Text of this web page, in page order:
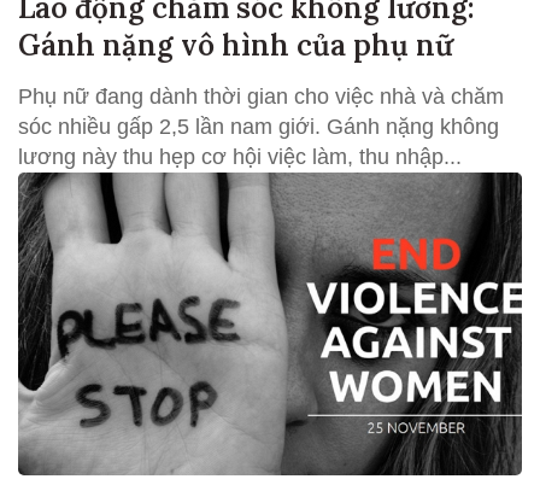
Lao động chăm sóc không lương:
Gánh nặng vô hình của phụ nữ
Phụ nữ đang dành thời gian cho việc nhà và chăm
sóc nhiều gấp 2,5 lần nam giới. Gánh nặng không
lương này thu hẹp cơ hội việc làm, thu nhập...